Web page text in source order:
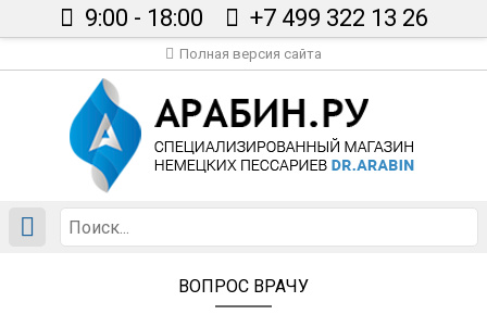
Каталог
Сертификаты
Вопрос врачу
9:00 - 18:00 +7 499 322 13 26
Полная версия сайта
ВОПРОС ВРАЧУ